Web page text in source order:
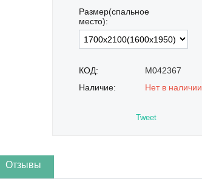
Размер(спальное
место):
КОД:
M042367
Наличие:
Нет в наличии
Tweet
Отзывы